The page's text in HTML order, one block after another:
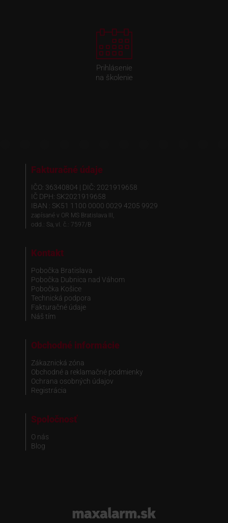
Prihlásenie
na školenie
Fakturačné údaje
IČO: 36340804 | DIČ: 2021919658
IČ DPH: SK2021919658
IBAN : SK51 1100 0000 0029 4205 9929
zapísané v OR MS Bratislava III,
odd.: Sa, vl. č.: 7597/B
Kontakt
Pobočka Bratislava
Pobočka Dubnica nad Váhom
Pobočka Košice
Technická podpora
Fakturačné údaje
Náš tím
Obchodné informácie
Zákaznická zóna
Obchodné a reklamačné podmienky
Ochrana osobných údajov
Registrácia
Spoločnosť
O nás
Blog
www.maxalarm.sk